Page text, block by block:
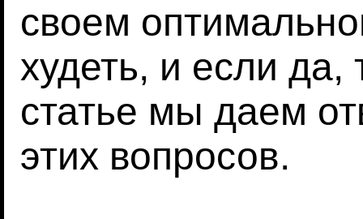
своем
худеть, и если да,
статье мы даем
этих вопросов.